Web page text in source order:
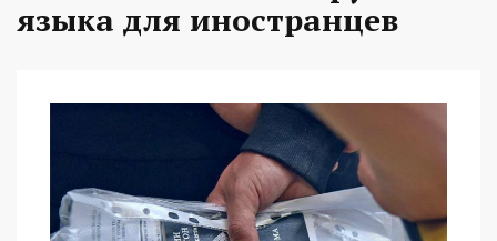
языка для иностранцев